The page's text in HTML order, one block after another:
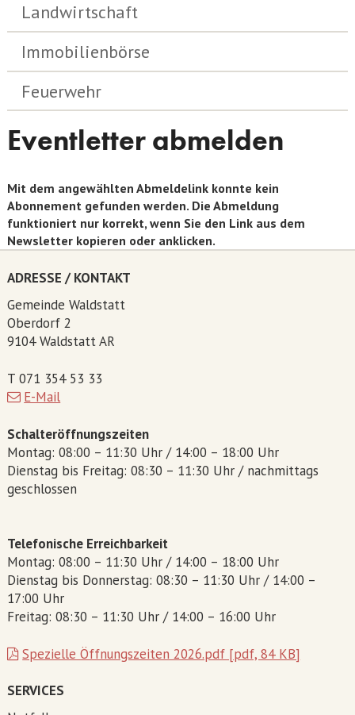
Landwirtschaft
Immobilienbörse
Feuerwehr
Eventletter abmelden
Mit dem angewählten Abmeldelink konnte kein
Abonnement gefunden werden. Die Abmeldung
funktioniert nur korrekt, wenn Sie den Link aus dem
Newsletter kopieren oder anklicken.
ADRESSE / KONTAKT
Gemeinde Waldstatt
Oberdorf 2
9104 Waldstatt AR
T 071 354 53 33
E-Mail
Schalteröffnungszeiten
Montag: 08:00 – 11:30 Uhr / 14:00 – 18:00 Uhr
Dienstag bis Freitag: 08:30 – 11:30 Uhr / nachmittags
geschlossen
Telefonische Erreichbarkeit
Montag: 08:00 – 11:30 Uhr / 14:00 – 18:00 Uhr
Dienstag bis Donnerstag: 08:30 – 11:30 Uhr / 14:00 –
17:00 Uhr
Freitag: 08:30 – 11:30 Uhr / 14:00 – 16:00 Uhr
Spezielle Öffnungszeiten 2026.pdf [pdf, 84 KB]
SERVICES